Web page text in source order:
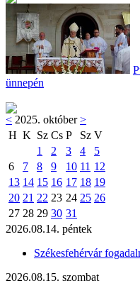
ünnepén
< 2025. október>
H K Sz Cs P Sz V
1
2 3 4
5
6
7 8 9 10 11 12
13 14 15 16 17 18 19
20 21 22 23 24 25 26
27 28 29 30 31
2026.08.14. péntek
Székesfehérvár
2026.08.15. szombat